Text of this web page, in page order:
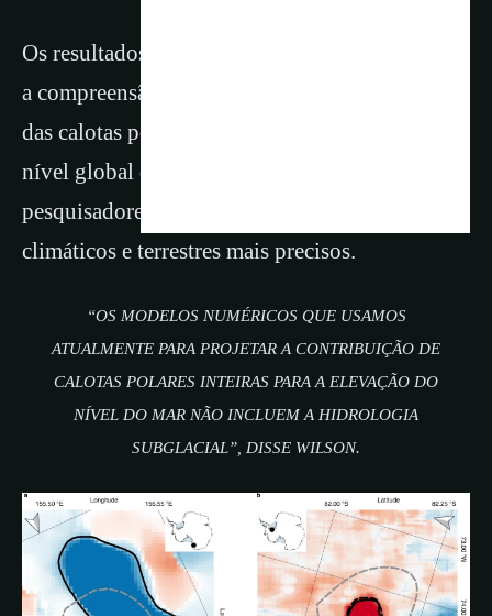
Os resultados são importantes porque melhoram
a compreensão dos cientistas sobre a dinâmica
das calotas polares e como elas impactam o
nível global do mar, o que pode ajudar os
pesquisadores a desenvolver modelos
climáticos e terrestres mais precisos.
“OS MODELOS NUMÉRICOS QUE USAMOS
ATUALMENTE PARA PROJETAR A CONTRIBUIÇÃO DE
CALOTAS POLARES INTEIRAS PARA A ELEVAÇÃO DO
NÍVEL DO MAR NÃO INCLUEM A HIDROLOGIA
SUBGLACIAL”, DISSE WILSON.